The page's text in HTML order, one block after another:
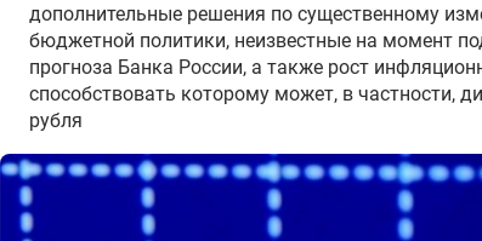
дополнительные решения по существенному
бюджетной политики, неизвестные на момент
прогноза Банка России, а также рост
способствовать которому может, в частности,
рубля